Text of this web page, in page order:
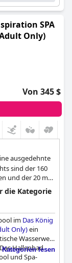
SPA
Only)
Von 345 $
ausgedehnte
sind der 160
und der 20 m
die Kategorie
im Das König
Only)ein
Wasserwelt,
Hallenbad
und Spa-
lesen